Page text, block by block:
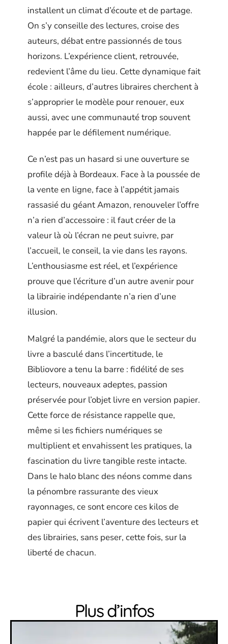
installent un climat d’écoute et de partage.
On s’y conseille des lectures, croise des
auteurs, débat entre passionnés de tous
horizons. L’expérience client, retrouvée,
redevient l’âme du lieu. Cette dynamique fait
école : ailleurs, d’autres libraires cherchent à
s’approprier le modèle pour renouer, eux
aussi, avec une communauté trop souvent
happée par le défilement numérique.
Ce n’est pas un hasard si une ouverture se
profile déjà à Bordeaux. Face à la poussée de
la vente en ligne, face à l’appétit jamais
rassasié du géant Amazon, renouveler l’offre
n’a rien d’accessoire : il faut créer de la
valeur là où l’écran ne peut suivre, par
l’accueil, le conseil, la vie dans les rayons.
L’enthousiasme est réel, et l’expérience
prouve que l’écriture d’un autre avenir pour
la librairie indépendante n’a rien d’une
illusion.
Malgré la pandémie, alors que le secteur du
livre a basculé dans l’incertitude, le
Bibliovore a tenu la barre : fidélité de ses
lecteurs, nouveaux adeptes, passion
préservée pour l’objet livre en version papier.
Cette force de résistance rappelle que,
même si les fichiers numériques se
multiplient et envahissent les pratiques, la
fascination du livre tangible reste intacte.
Dans le halo blanc des néons comme dans
la pénombre rassurante des vieux
rayonnages, ce sont encore ces kilos de
papier qui écrivent l’aventure des lecteurs et
des librairies, sans peser, cette fois, sur la
liberté de chacun.
Plus d’infos